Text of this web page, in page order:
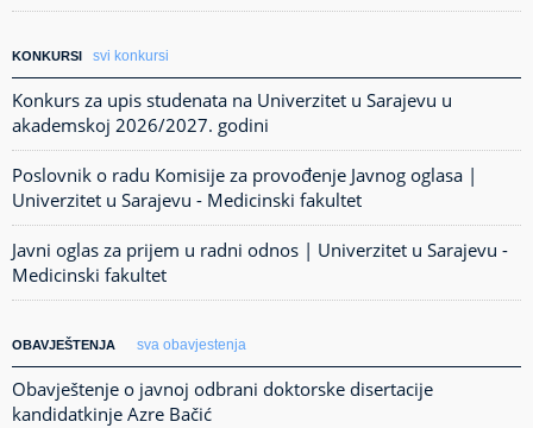
KONKURSI svi konkursi
Konkurs za upis studenata na Univerzitet u Sarajevu u
akademskoj 2026/2027. godini
Poslovnik o radu Komisije za provođenje Javnog oglasa |
Univerzitet u Sarajevu - Medicinski fakultet
Javni oglas za prijem u radni odnos | Univerzitet u Sarajevu -
Medicinski fakultet
OBAVJEŠTENJA sva obavjestenja
Obavještenje o javnoj odbrani doktorske disertacije
kandidatkinje Azre Bačić